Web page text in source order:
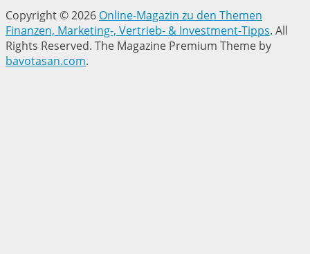
Copyright © 2026 Online-Magazin zu den Themen
Finanzen, Marketing-, Vertrieb- & Investment-Tipps. All
Rights Reserved. The Magazine Premium Theme by
bavotasan.com.